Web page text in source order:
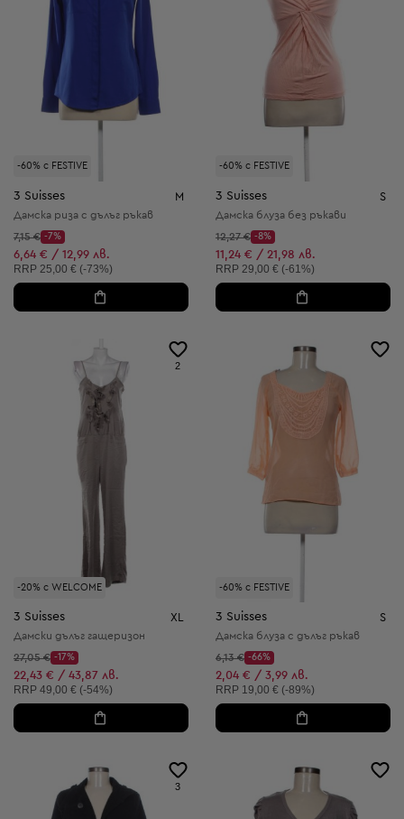
-60% с FESTIVE
3 Suisses M
Дамска риза с дълъг ръкав
Начална цена:
7,15 €
Discount Price:
-7%
Намалена цена:
6,64 € / 12,99 лв.
Препоръчителна цена:
RRP 25,00 € (-73%)
-60% с FESTIVE
3 Suisses S
Дамска блуза без ръкави
Начална цена:
12,27 €
Discount Price:
-8%
Намалена цена:
11,24 € / 21,98 лв.
Препоръчителна цена:
RRP 29,00 € (-61%)
-20% с WELCOME
2
3 Suisses XL
Дамски дълъг гащеризон
Начална цена:
27,05 €
Discount Price:
-17%
Намалена цена:
22,43 € / 43,87 лв.
Препоръчителна цена:
RRP 49,00 € (-54%)
-60% с FESTIVE
3 Suisses S
Дамска блуза с дълъг ръкав
Начална цена:
6,13 €
Discount Price:
-66%
Намалена цена:
2,04 € / 3,99 лв.
Препоръчителна цена:
RRP 19,00 € (-89%)
3